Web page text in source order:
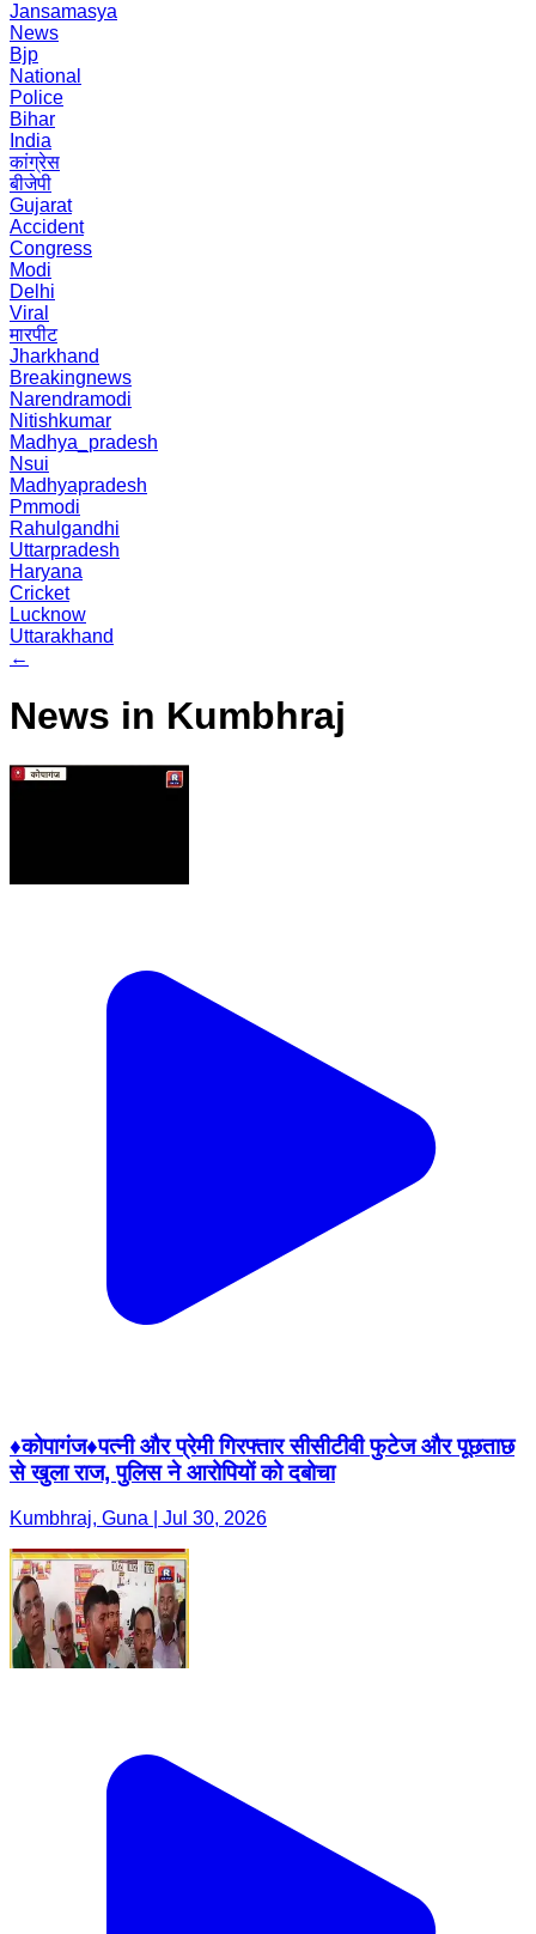
Jansamasya
News
Bjp
National
Police
Bihar
India
कांग्रेस
बीजेपी
Gujarat
Accident
Congress
Modi
Delhi
Viral
मारपीट
Jharkhand
Breakingnews
Narendramodi
Nitishkumar
Madhya_pradesh
Nsui
Madhyapradesh
Pmmodi
Rahulgandhi
Uttarpradesh
Haryana
Cricket
Lucknow
Uttarakhand
←
News in Kumbhraj
♦️कोपागंज♦️पत्नी और प्रेमी गिरफ्तार सीसीटीवी फुटेज और पूछताछ
से खुला राज, पुलिस ने आरोपियों को दबोचा
Kumbhraj, Guna | Jul 30, 2026